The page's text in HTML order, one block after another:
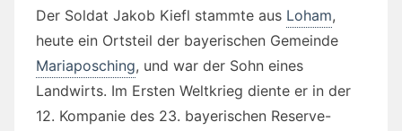
Der Soldat Jakob Kiefl stammte aus Loham,
heute ein Ortsteil der bayerischen Gemeinde
Mariaposching, und war der Sohn eines
Landwirts. Im Ersten Weltkrieg diente er in der
12. Kompanie des 23. bayerischen Reserve-